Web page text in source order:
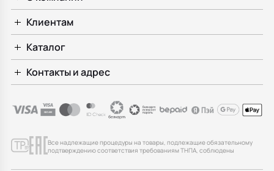
Клиентам
Каталог
Контакты и адрес
Все надлежащие процедуры на товары, подлежащие обязательному
подтверждению соответствия требованиям ТНПА, соблюдены